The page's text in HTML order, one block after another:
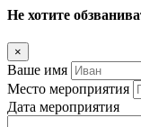
Не хотите
×
Ваше имя
Место мероприятия
Дата мероприятия